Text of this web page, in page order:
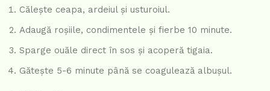
Călește ceapa, ardeiul și usturoiul.
Adaugă roșiile, condimentele și fierbe 10 minute.
Sparge ouăle direct în sos și acoperă tigaia.
Gătește 5-6 minute până se coagulează albușul.